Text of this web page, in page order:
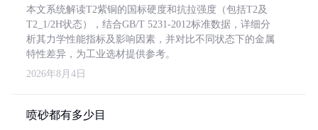
本文系统解读T2紫铜的国标硬度和抗拉强度（包括T2及
T2_1/2H状态），结合GB/T 5231-2012标准数据，详细分
析其力学性能指标及影响因素，并对比不同状态下的金属
特性差异，为工业选材提供参考。
2026年8月4日
喷砂都有多少目